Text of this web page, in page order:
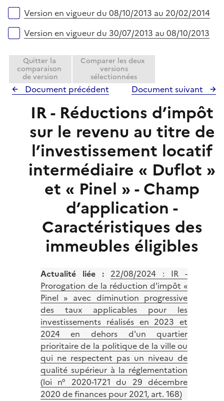
Version en vigueur du 08/10/2013 au 20/02/2014
Version en vigueur du 30/07/2013 au 08/10/2013
Quitter la
comparaison
de version
Comparer les deux
versions
sélectionnées
Document précédent Document suivant
IR - Réductions d’impôt
sur le revenu au titre de
l’investissement locatif
intermédiaire « Duflot »
et « Pinel » - Champ
d’application -
Caractéristiques des
immeubles éligibles
Actualité liée : 22/08/2024 : IR -
Prorogation de la réduction d'impôt «
Pinel » avec diminution progressive
des taux applicables pour les
investissements réalisés en 2023 et
2024 en dehors d'un quartier
prioritaire de la politique de la ville ou
qui ne respectent pas un niveau de
qualité supérieur à la réglementation
(loi n° 2020-1721 du 29 décembre
2020 de finances pour 2021, art. 168)